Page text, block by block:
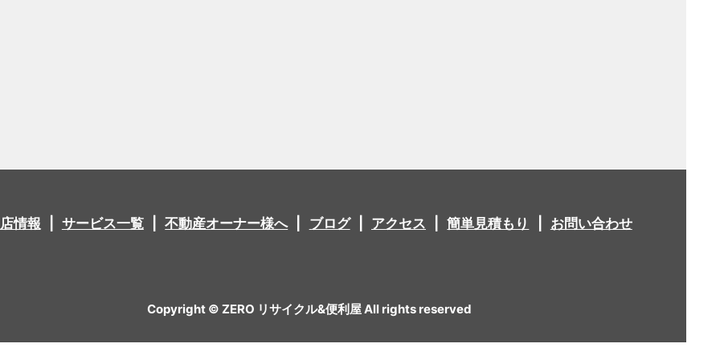
情報 サービス一覧 不動産オーナー様へ ブログ アクセス 簡単見積もり お問い合わせ
Copyright © ZERO リサイクル&便利屋 All rights reserved